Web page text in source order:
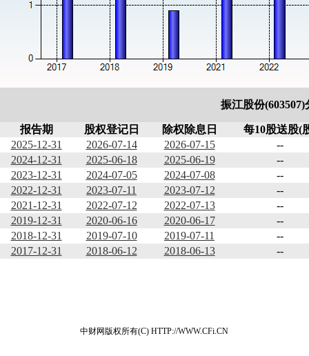
振江股份(603507)
报告期 股权登记日 除权除息日
每10股送股(
2025-12-31
2026-07-14 2026-07-15
--
2024-12-31
2025-06-18 2025-06-19
--
2023-12-31
2024-07-05 2024-07-08
--
2022-12-31
2023-07-11 2023-07-12
--
2021-12-31
2022-07-12 2022-07-13
--
2019-12-31
2020-06-16 2020-06-17
--
2018-12-31
2019-07-10 2019-07-11
--
2017-12-31
2018-06-12 2018-06-13 --
中财网版权所有(C) HTTP://WWW.CFi.CN